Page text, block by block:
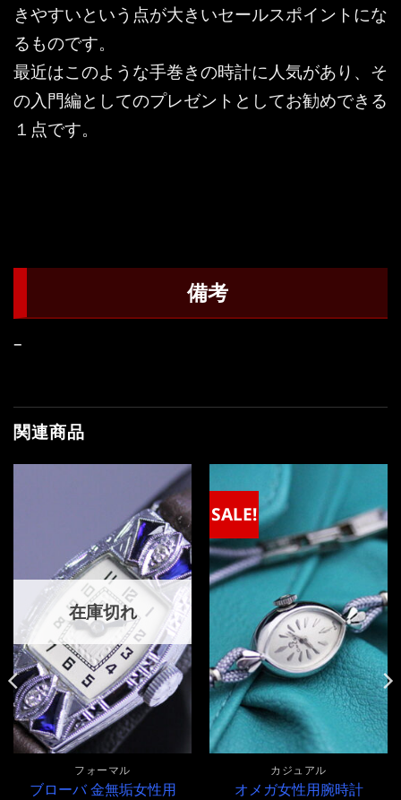
きやすいという点が大きいセールスポイントにな
るものです。
最近はこのような手巻きの時計に人気があり、そ
の入門編としてのプレゼントとしてお勧めできる
１点です。
備考
–
関連商品
在庫切れ
フォーマル
ブローバ 金無垢女性用
SALE!
カジュアル
オメガ女性用腕時計